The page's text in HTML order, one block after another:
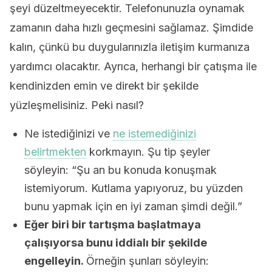
şeyi düzeltmeyecektir. Telefonunuzla oynamak
zamanın daha hızlı geçmesini sağlamaz. Şimdide
kalın, çünkü bu duygularınızla iletişim kurmanıza
yardımcı olacaktır. Ayrıca, herhangi bir çatışma ile
kendinizden emin ve direkt bir şekilde
yüzleşmelisiniz. Peki nasıl?
Ne istediğinizi ve ne istemediğinizi
belirtmekten korkmayın. Şu tip şeyler
söyleyin: “Şu an bu konuda konuşmak
istemiyorum. Kutlama yapıyoruz, bu yüzden
bunu yapmak için en iyi zaman şimdi değil.”
Eğer biri bir tartışma başlatmaya
çalışıyorsa bunu iddialı bir şekilde
engelleyin. Örneğin şunları söyleyin: